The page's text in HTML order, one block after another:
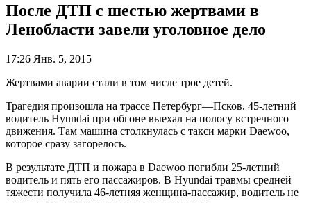
После ДТП с шестью жертвами в
Ленобласти завели уголовное дело
17:26 Янв. 5, 2015
Жертвами аварии стали в том числе трое детей.
Трагедия произошла на трассе Петербург—Псков. 45-летний
водитель Hyundai при обгоне выехал на полосу встречного
движения. Там машина столкнулась с такси марки Daewoo,
которое сразу загорелось.
В результате ДТП и пожара в Daewoo погибли 25-летний
водитель и пять его пассажиров. В Hyundai травмы средней
тяжести получила 46-летняя женщина-пассажир, водитель не